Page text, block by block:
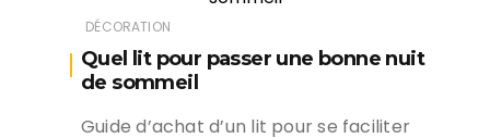
DÉCORATION
Quel lit pour passer une bonne nuit
de sommeil
Guide d’achat d’un lit pour se faciliter